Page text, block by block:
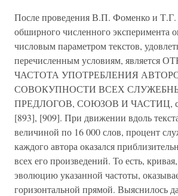
После проведения В.П. Фоменко и
обширного численного эксперимента
числовым параметром текстов,
перечисленным условиям,
ЧАСТОТА УПОТРЕБЛЕНИЯ
СОВОКУПНОСТИ ВСЕХ
ПРЕДЛОГОВ, СОЮЗОВ И ЧАСТИЦ, см.
[893], [909]. При движении вдоль
величиной по 16 000 слов, процент
каждого автора оказался
всех его произведений. То есть,
эволюцию указанной частоты,
горизонтальной прямой. Выяснилось